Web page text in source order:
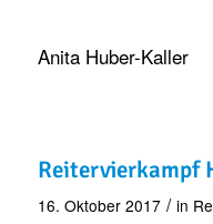
Anita Huber-Kaller
Reitervierkampf
16. Oktober 2017 / in